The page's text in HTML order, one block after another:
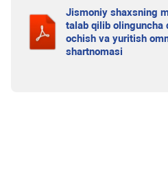
Jismoniy shaxsning
talab qilib olinguncha
ochish va yuritish
shartnomasi